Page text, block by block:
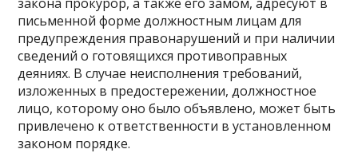
письменной форме должностным лицам для
предупреждения правонарушений и при наличии
сведений о готовящихся противоправных
деяниях. В случае неисполнения требований,
изложенных в предостережении, должностное
лицо, которому оно было объявлено, может быть
привлечено к ответственности в установленном
законом порядке.